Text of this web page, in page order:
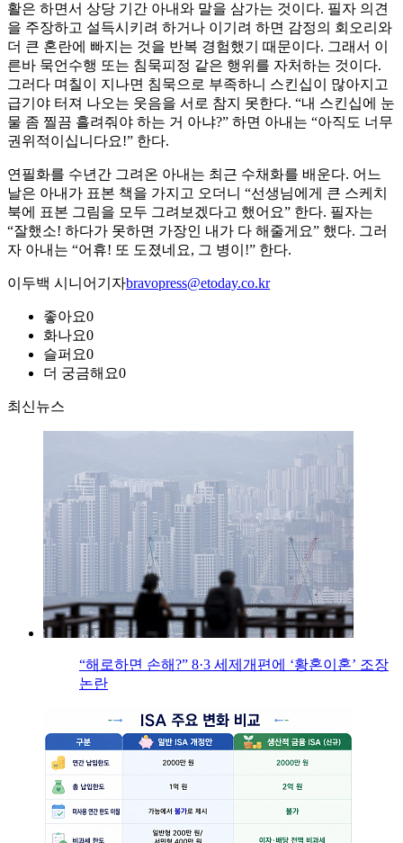
활은 하면서 상당 기간 아내와 말을 삼가는 것이다. 필자 의견
을 주장하고 설득시키려 하거나 이기려 하면 감정의 회오리와
더 큰 혼란에 빠지는 것을 반복 경험했기 때문이다. 그래서 이
른바 묵언수행 또는 침묵피정 같은 행위를 자처하는 것이다.
그러다 며칠이 지나면 침묵으로 부족하니 스킨십이 많아지고
급기야 터져 나오는 웃음을 서로 참지 못한다. “내 스킨십에 눈
물 좀 찔끔 흘려줘야 하는 거 아냐?” 하면 아내는 “아직도 너무
권위적이십니다요!” 한다.
연필화를 수년간 그려온 아내는 최근 수채화를 배운다. 어느
날은 아내가 표본 책을 가지고 오더니 “선생님에게 큰 스케치
북에 표본 그림을 모두 그려보겠다고 했어요” 한다. 필자는
“잘했소! 하다가 못하면 가장인 내가 다 해줄게요” 했다. 그러
자 아내는 “어휴! 또 도졌네요, 그 병이!” 한다.
이두백 시니어기자bravopress@etoday.co.kr
좋아요0
화나요0
슬퍼요0
더 궁금해요0
최신뉴스
“해로하면 손해?” 8·3 세제개편에 ‘황혼이혼’ 조장
논란